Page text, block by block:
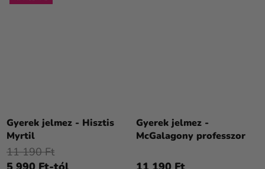
Gyerek jelmez - Hisztis
Myrtil
11 190 Ft
Gyerek jelmez -
McGalagony professzor